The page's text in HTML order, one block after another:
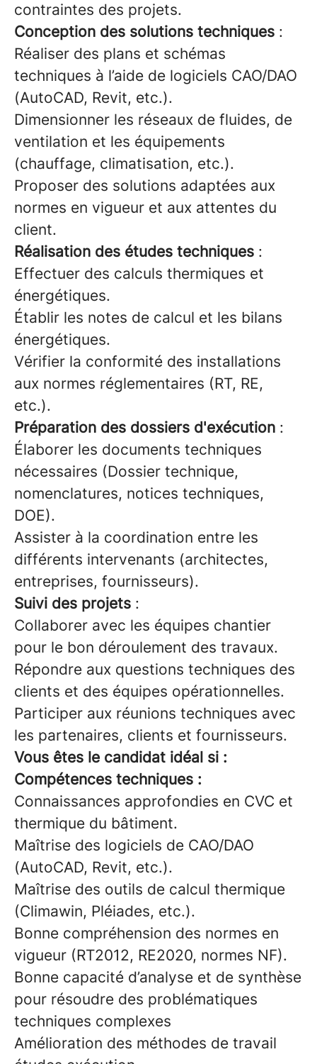
contraintes des projets.
Conception des solutions techniques :
Réaliser des plans et schémas
techniques à l’aide de logiciels CAO/DAO
(AutoCAD, Revit, etc.).
Dimensionner les réseaux de fluides, de
ventilation et les équipements
(chauffage, climatisation, etc.).
Proposer des solutions adaptées aux
normes en vigueur et aux attentes du
client.
Réalisation des études techniques :
Effectuer des calculs thermiques et
énergétiques.
Établir les notes de calcul et les bilans
énergétiques.
Vérifier la conformité des installations
aux normes réglementaires (RT, RE,
etc.).
Préparation des dossiers d'exécution :
Élaborer les documents techniques
nécessaires (Dossier technique,
nomenclatures, notices techniques,
DOE).
Assister à la coordination entre les
différents intervenants (architectes,
entreprises, fournisseurs).
Suivi des projets :
Collaborer avec les équipes chantier
pour le bon déroulement des travaux.
Répondre aux questions techniques des
clients et des équipes opérationnelles.
Participer aux réunions techniques avec
les partenaires, clients et fournisseurs.
Vous êtes le candidat idéal si :
Compétences techniques :
Connaissances approfondies en CVC et
thermique du bâtiment.
Maîtrise des logiciels de CAO/DAO
(AutoCAD, Revit, etc.).
Maîtrise des outils de calcul thermique
(Climawin, Pléiades, etc.).
Bonne compréhension des normes en
vigueur (RT2012, RE2020, normes NF).
Bonne capacité d’analyse et de synthèse
pour résoudre des problématiques
techniques complexes
Amélioration des méthodes de travail